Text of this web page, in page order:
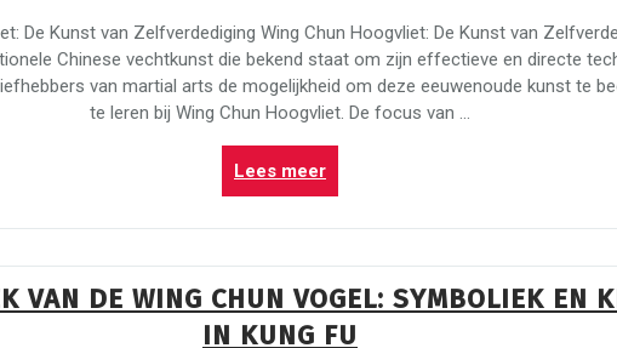
De Kunst van Zelfverdediging Wing Chun Hoogvliet: De Kunst van
Chinese vechtkunst die bekend staat om zijn effectieve en directe
van martial arts de mogelijkheid om deze eeuwenoude kunst te
te leren bij Wing Chun Hoogvliet. De focus van …
Lees meer“Ontdek
de
Kracht
Chun
bij
VAN DE WING CHUN VOGEL: SYMBOLIEK EN
IN KUNG FU